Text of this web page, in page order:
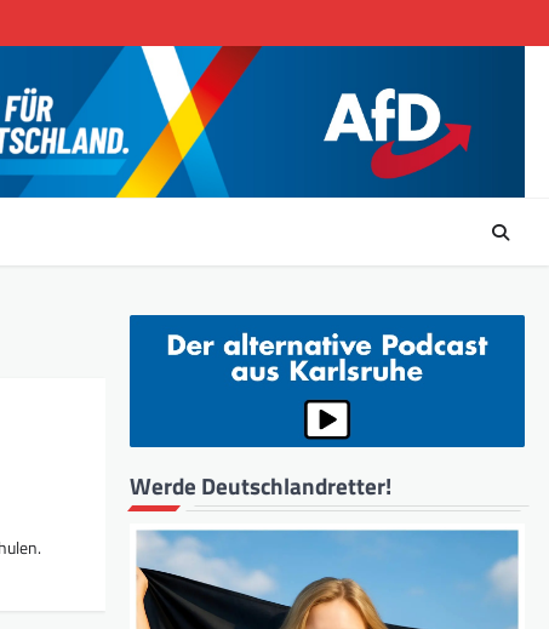
Werde Deutschlandretter!